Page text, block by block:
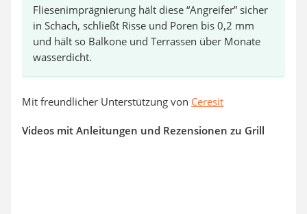
Fliesenimprägnierung hält diese “Angreifer” sicher
in Schach, schließt Risse und Poren bis 0,2 mm
und hält so Balkone und Terrassen über Monate
wasserdicht.
Mit freundlicher Unterstützung von Ceresit
Videos mit Anleitungen und Rezensionen zu Grill